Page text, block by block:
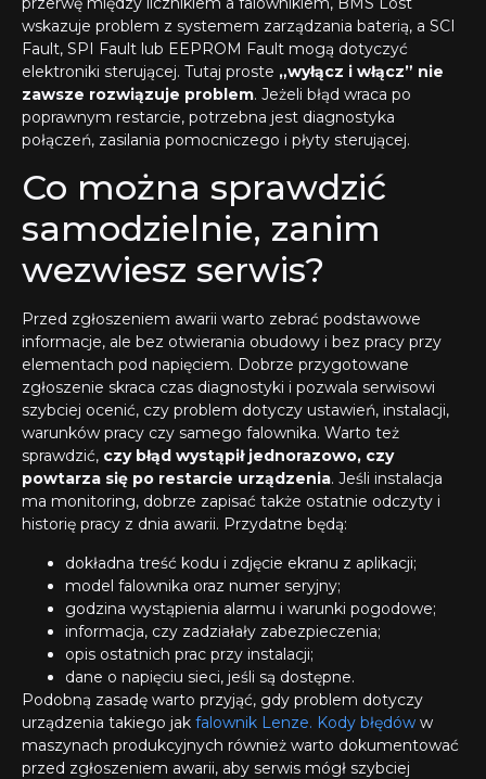
wskazuje problem z systemem zarządzania baterią, a SCI
Fault, SPI Fault lub EEPROM Fault mogą dotyczyć
elektroniki sterującej. Tutaj proste „wyłącz i włącz” nie
zawsze rozwiązuje problem. Jeżeli błąd wraca po
poprawnym restarcie, potrzebna jest diagnostyka
połączeń, zasilania pomocniczego i płyty sterującej.
Co można sprawdzić
samodzielnie, zanim
wezwiesz serwis?
Przed zgłoszeniem awarii warto zebrać podstawowe
informacje, ale bez otwierania obudowy i bez pracy przy
elementach pod napięciem. Dobrze przygotowane
zgłoszenie skraca czas diagnostyki i pozwala serwisowi
szybciej ocenić, czy problem dotyczy ustawień, instalacji,
warunków pracy czy samego falownika. Warto też
sprawdzić, czy błąd wystąpił jednorazowo, czy
powtarza się po restarcie urządzenia. Jeśli instalacja
ma monitoring, dobrze zapisać także ostatnie odczyty i
historię pracy z dnia awarii. Przydatne będą:
dokładna treść kodu i zdjęcie ekranu z aplikacji;
model falownika oraz numer seryjny;
godzina wystąpienia alarmu i warunki pogodowe;
informacja, czy zadziałały zabezpieczenia;
opis ostatnich prac przy instalacji;
dane o napięciu sieci, jeśli są dostępne.
Podobną zasadę warto przyjąć, gdy problem dotyczy
urządzenia takiego jak falownik Lenze. Kody błędów w
maszynach produkcyjnych również warto dokumentować
przed zgłoszeniem awarii, aby serwis mógł szybciej